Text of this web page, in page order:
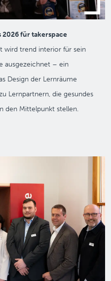
für takerspace
wird trend interior für sein
ausgezeichnet – ein
Design der Lernräume
Lernpartnern, die gesundes
den Mittelpunkt stellen.